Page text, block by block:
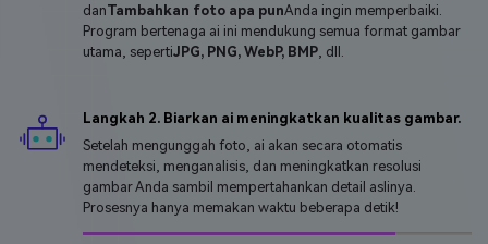
danTambahkan foto apa punAnda ingin memperbaiki.
Program bertenaga ai ini mendukung semua format gambar
utama, sepertiJPG, PNG, WebP, BMP, dll.
Langkah 2. Biarkan ai meningkatkan kualitas gambar.
Setelah mengunggah foto, ai akan secara otomatis
mendeteksi, menganalisis, dan meningkatkan resolusi
gambar Anda sambil mempertahankan detail aslinya.
Prosesnya hanya memakan waktu beberapa detik!